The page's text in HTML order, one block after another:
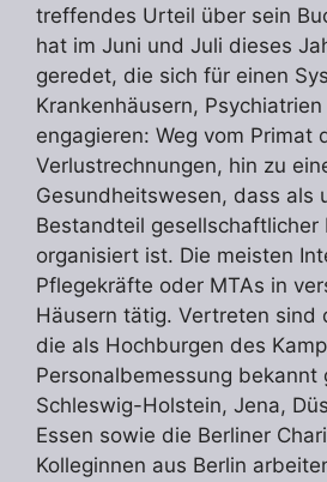
treffendes Urteil über sein
hat im Juni und Juli dieses
geredet, die sich für einen
Krankenhäusern,
engagieren: Weg vom Primat
Verlustrechnungen, hin zu
Gesundheitswesen, dass als
Bestandteil gesellschaftlicher
organisiert ist. Die meisten
Pflegekräfte oder MTAs in
Häusern tätig. Vertreten sind
die als Hochburgen des
Personalbemessung bekannt
Schleswig-Holstein, Jena,
Essen sowie die Berliner
Kolleginnen aus Berlin